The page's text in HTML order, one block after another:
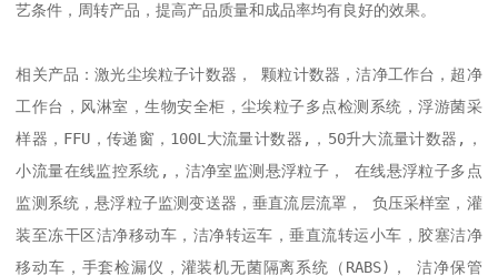
艺条件，周转产品，提高产品质量和成品率均有良好的效果。
相关产品：激光尘埃粒子计数器， 颗粒计数器，洁净工作台，超净
工作台，风淋室，生物安全柜，尘埃粒子多点检测系统，浮游菌采
样器，FFU，传递窗，100L大流量计数器,，50升大流量计数器,，
小流量在线监控系统,，洁净室监测悬浮粒子， 在线悬浮粒子多点
监测系统，悬浮粒子监测变送器，垂直流层流罩， 负压采样室，灌
装至冻干区洁净移动车，洁净转运车，垂直流转运小车，胶塞洁净
移动车，手套检漏仪，灌装机无菌隔离系统（RABS)， 洁净保管